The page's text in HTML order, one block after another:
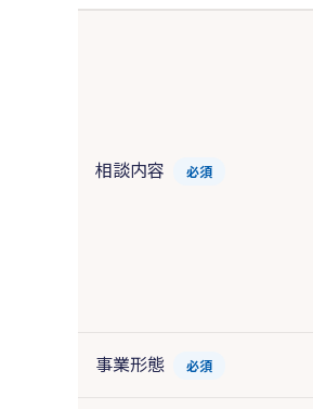
相談内容 必須
事業形態 必須